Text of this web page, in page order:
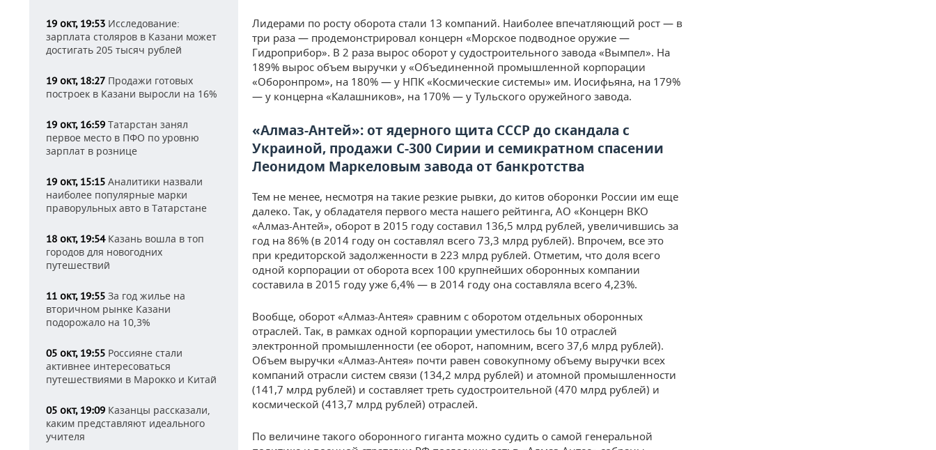
19 окт, 19:53 Исследование:
зарплата столяров в Казани может
достигать 205 тысяч рублей
19 окт, 18:27 Продажи готовых
построек в Казани выросли на 16%
19 окт, 16:59 Татарстан занял
первое место в ПФО по уровню
зарплат в рознице
19 окт, 15:15 Аналитики назвали
наиболее популярные марки
праворульных авто в Татарстане
18 окт, 19:54Казань вошла в топ
городов для новогодних
путешествий
11 окт, 19:55 За год жилье на
вторичном рынке Казани
подорожало на 10,3%
05 окт, 19:55 Россияне стали
активнее интересоваться
путешествиями в Марокко и Китай
05 окт, 19:09 Казанцы рассказали,
каким представляют идеального
учителя
Лидерами по росту оборота стали 13 компаний. Наиболее впечатляющий рост — в
три раза — продемонстрировал концерн «Морское подводное оружие —
Гидроприбор». В 2 раза вырос оборот у судостроительного завода «Вымпел». На
189% вырос объем выручки у «Объединенной промышленной корпорации
«Оборонпром», на 180% — у НПК «Космические системы» им. Иосифьяна, на 179%
— у концерна «Калашников», на 170% — у Тульского оружейного завода.
«Алмаз-Антей»: от ядерного щита СССР до скандала с
Украиной, продажи С-300 Сирии и семикратном спасении
Леонидом Маркеловым завода от банкротства
Тем не менее, несмотря на такие резкие рывки, до китов оборонки России им еще
далеко. Так, у обладателя первого места нашего рейтинга, АО «Концерн ВКО
«Алмаз-Антей», оборот в 2015 году составил 136,5 млрд рублей, увеличившись за
год на 86% (в 2014 году он составлял всего 73,3 млрд рублей). Впрочем, все это
при кредиторской задолженности в 223 млрд рублей. Отметим, что доля всего
одной корпорации от оборота всех 100 крупнейших оборонных компании
составила в 2015 году уже 6,4% — в 2014 году она составляла всего 4,23%.
Вообще, оборот «Алмаз-Антея» сравним с оборотом отдельных оборонных
отраслей. Так, в рамках одной корпорации уместилось бы 10 отраслей
электронной промышленности (ее оборот, напомним, всего 37,6 млрд рублей).
Объем выручки «Алмаз-Антея» почти равен совокупному объему выручки всех
компаний отрасли систем связи (134,2 млрд рублей) и атомной промышленности
(141,7 млрд рублей) и составляет треть судостроительной (470 млрд рублей) и
космической (413,7 млрд рублей) отраслей.
По величине такого оборонного гиганта можно судить о самой генеральной